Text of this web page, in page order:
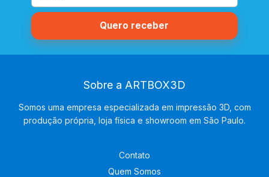
Sobre a ARTBOX3D
Somos uma empresa especializada em impressão 3D, com
produção própria, loja física e showroom em São Paulo.
Contato
Quem Somos